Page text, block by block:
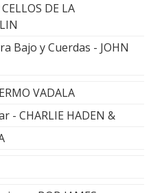
DE LA
Bajo y Cuerdas - JOHN
VADALA
- CHARLIE HADEN &